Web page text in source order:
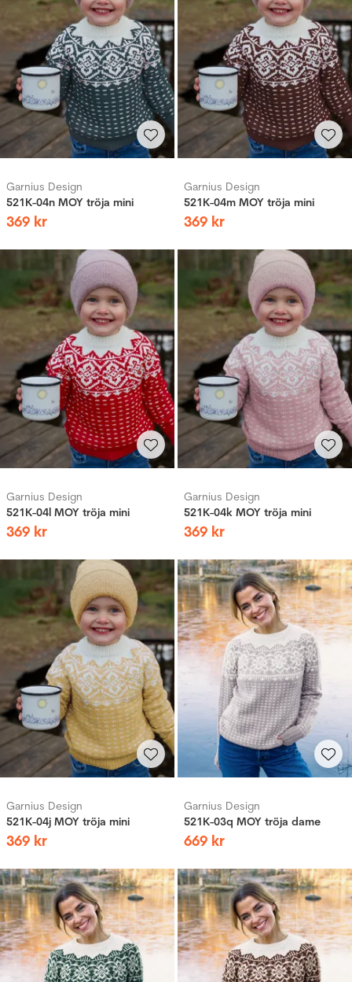
Garnius Design
521K-04n MOY tröja mini
369 kr
Garnius Design
521K-04m MOY tröja mini
369 kr
Garnius Design
521K-04l MOY tröja mini
369 kr
Garnius Design
521K-04k MOY tröja mini
369 kr
Garnius Design
521K-04j MOY tröja mini
369 kr
Garnius Design
521K-03q MOY tröja dame
669 kr